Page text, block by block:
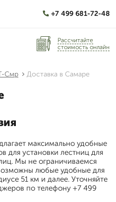
+7 499 681-72-48
Рассчитайте
стоимость онлайн
Смр Доставка в Самаре
максимально удобные
для установки лестниц для
Мы не ограничиваемся
любые удобные для
51 км и далее. Уточняйте
по телефону +7 499